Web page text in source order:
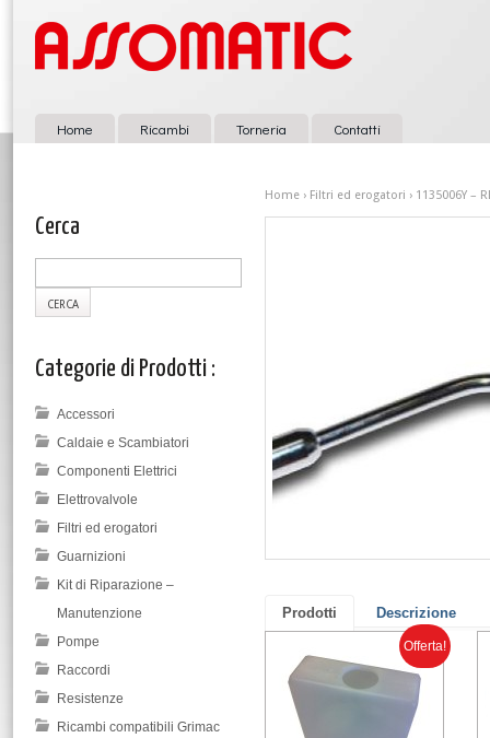
Home Ricambi Torneria Contatti
Home › Filtri ed erogatori › 1135006Y –
Prodotti Descrizione
Offerta!
Cerca
Categorie di Prodotti :
Accessori
Caldaie e Scambiatori
Componenti Elettrici
Elettrovalvole
Filtri ed erogatori
Guarnizioni
Kit di Riparazione –
Manutenzione
Pompe
Raccordi
Resistenze
Ricambi compatibili Grimac